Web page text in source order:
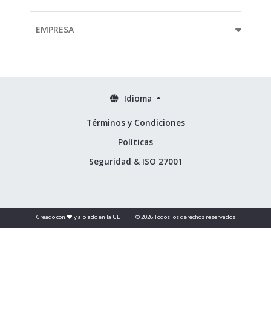
EMPRESA
Términos y Condiciones
Políticas
Seguridad & ISO 27001
Idioma
Creado con ❤️ y alojado en la UE | © 2026 Todos los derechos reservados